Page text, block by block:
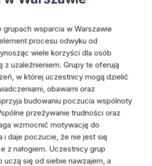
wsparcia w Warszawie
procesu odwyku od
wiele korzyści dla osób
z uzależnieniem. Grupy te oferują
w której uczestnicy mogą dzielić
obawami oraz
budowaniu poczucia wspólnoty
przeżywanie trudności oraz
wzmocnić motywację do
i daje poczucie, że nie jest się
z nałogiem. Uczestnicy grup
uczą się od siebie nawzajem, a